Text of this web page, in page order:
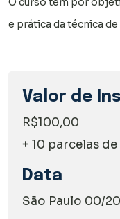
e prática da técnica de
Valor de
R$100,00
+ 10 parcelas
Data
São Paulo 00/